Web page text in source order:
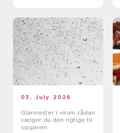
03. July 2026
Glarmester i virum sådan
vælger du den rigtige til
opgaven